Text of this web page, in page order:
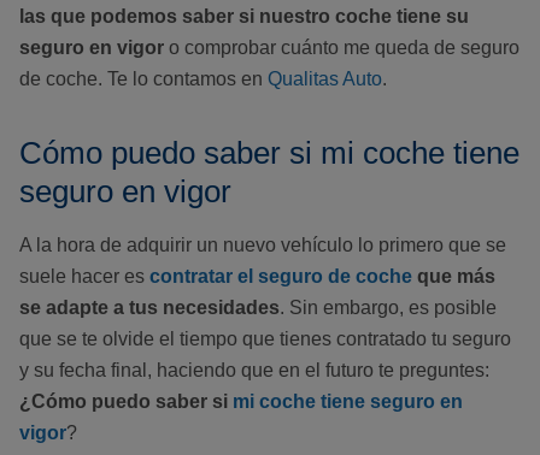
las que podemos saber si nuestro coche tiene su
seguro en vigor o comprobar cuánto me queda de seguro
de coche. Te lo contamos en Qualitas Auto.
Cómo puedo saber si mi coche tiene
seguro en vigor
A la hora de adquirir un nuevo vehículo lo primero que se
suele hacer es contratar el seguro de coche que más
se adapte a tus necesidades. Sin embargo, es posible
que se te olvide el tiempo que tienes contratado tu seguro
y su fecha final, haciendo que en el futuro te preguntes:
¿Cómo puedo saber si mi coche tiene seguro en
vigor?